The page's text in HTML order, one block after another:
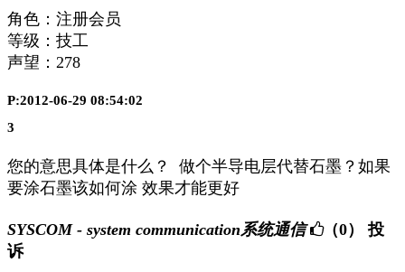
角色：注册会员
等级：技工
声望： 278
P:2012-06-29 08:54:02
3
您的意思具体是什么？ 做个半导电层代替石墨？如果
要涂石墨该如何涂 效果才能更好
SYSCOM - system communication系统通信 （0）
投
诉